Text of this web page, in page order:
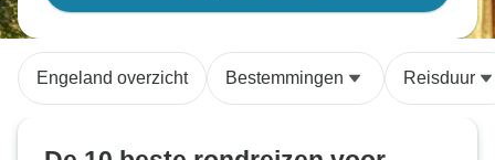
Engeland overzicht Bestemmingen Reisduur